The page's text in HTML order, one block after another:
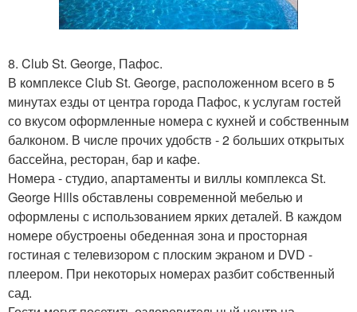
8. Club St. George, Пафос.
В комплексе Club St. George, расположенном всего в 5
минутах езды от центра города Пафос, к услугам гостей
со вкусом оформленные номера с кухней и собственным
балконом. В числе прочих удобств - 2 больших открытых
бассейна, ресторан, бар и кафе.
Номера - студио, апартаменты и виллы комплекса St.
George Hills обставлены современной мебелью и
оформлены с использованием ярких деталей. В каждом
номере обустроены обеденная зона и просторная
гостиная с телевизором с плоским экраном и DVD -
плеером. При некоторых номерах разбит собственный
сад.